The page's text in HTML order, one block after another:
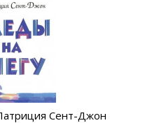
Сент-Джон